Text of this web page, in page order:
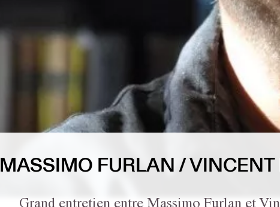
MASSIMO FURLAN /